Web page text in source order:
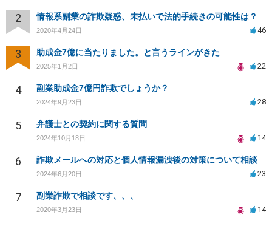
2 情報系副業の詐欺疑惑、未払いで法的手続きの可能性は？
2020年4月24日 46
3 助成金7億に当たりました。と言うラインがきた
2025年1月2日 22
4 副業助成金7億円詐欺でしょうか？
2024年9月23日 28
5 弁護士との契約に関する質問
2024年10月18日 14
6 詐欺メールへの対応と個人情報漏洩後の対策について相談
2024年6月20日 23
7 副業詐欺で相談です、、、
2020年3月23日 14